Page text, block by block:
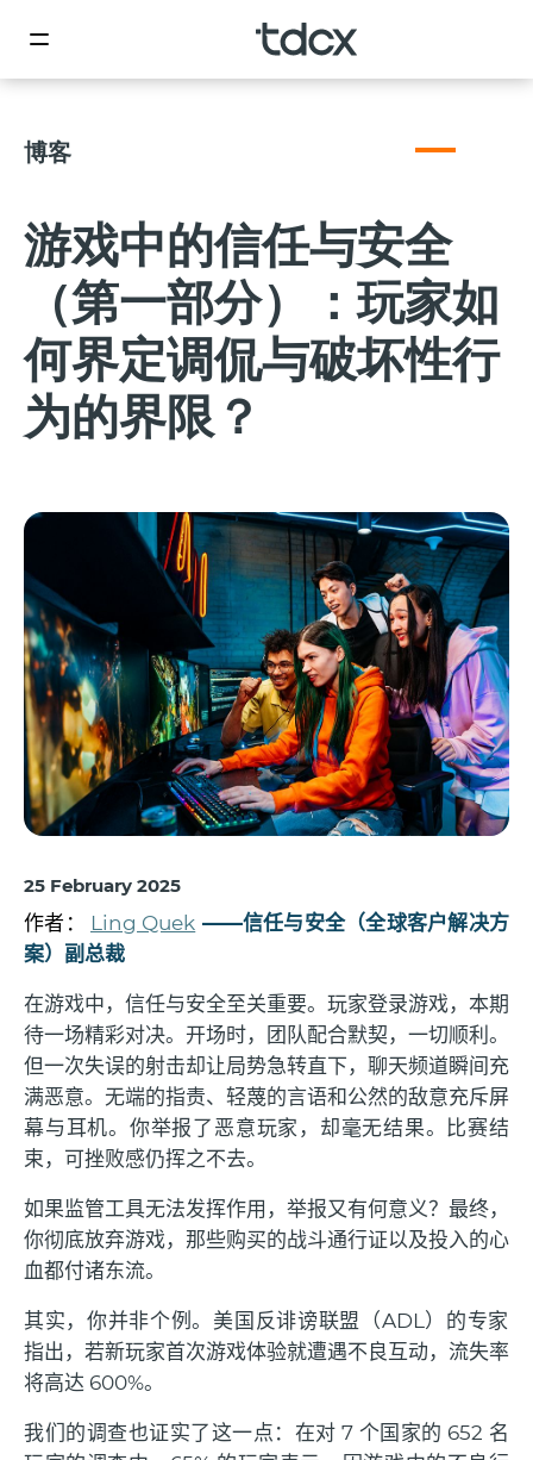
博客
游戏中的信任与安全
（第一部分）：玩家如
何界定调侃与破坏性行
为的界限？
25 February 2025
作者： Ling Quek ——信任与安全（全球客户解决方
案）副总裁
在游戏中，信任与安全至关重要。玩家登录游戏，本期
待一场精彩对决。开场时，团队配合默契，一切顺利。
但一次失误的射击却让局势急转直下，聊天频道瞬间充
满恶意。无端的指责、轻蔑的言语和公然的敌意充斥屏
幕与耳机。你举报了恶意玩家，却毫无结果。比赛结
束，可挫败感仍挥之不去。
如果监管工具无法发挥作用，举报又有何意义？最终，
你彻底放弃游戏，那些购买的战斗通行证以及投入的心
血都付诸东流。
其实，你并非个例。美国反诽谤联盟（ADL）的专家
指出，若新玩家首次游戏体验就遭遇不良互动，流失率
将高达 600%。
我们的调查也证实了这一点：在对 7 个国家的 652 名